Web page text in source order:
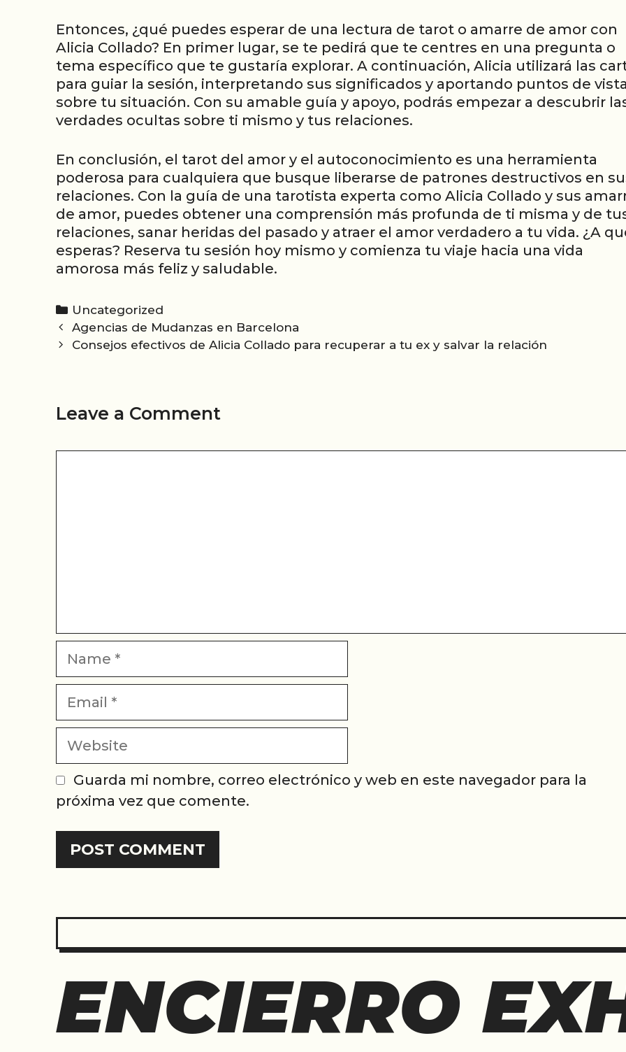
Entonces, ¿qué puedes esperar de una lectura de tarot o amarre de amor con
Alicia Collado? En primer lugar, se te pedirá que te centres en una pregunta o
tema específico que te gustaría explorar. A continuación, Alicia utilizará las
para guiar la sesión, interpretando sus significados y aportando puntos de vista
sobre tu situación. Con su amable guía y apoyo, podrás empezar a descubrir
verdades ocultas sobre ti mismo y tus relaciones.
En conclusión, el tarot del amor y el autoconocimiento es una herramienta
poderosa para cualquiera que busque liberarse de patrones destructivos en
relaciones. Con la guía de una tarotista experta como Alicia Collado y sus
de amor, puedes obtener una comprensión más profunda de ti misma y de
relaciones, sanar heridas del pasado y atraer el amor verdadero a tu vida. ¿A
esperas? Reserva tu sesión hoy mismo y comienza tu viaje hacia una vida
amorosa más feliz y saludable.
Categories
Uncategorized
Post
navigation
Agencias de Mudanzas en Barcelona
Consejos efectivos de Alicia Collado para recuperar a tu ex y salvar la relación
Leave a Comment
Website
Guarda mi nombre, correo electrónico y web en este navegador para la
próxima vez que comente.
ENCIERRO